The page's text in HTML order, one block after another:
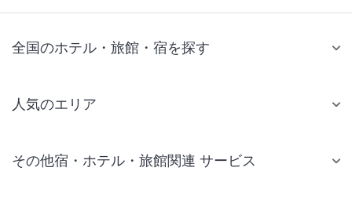
全国のホテル・旅館・宿を探す
人気のエリア
仙台 ホテル
その他宿・ホテル・旅館関連 サービス